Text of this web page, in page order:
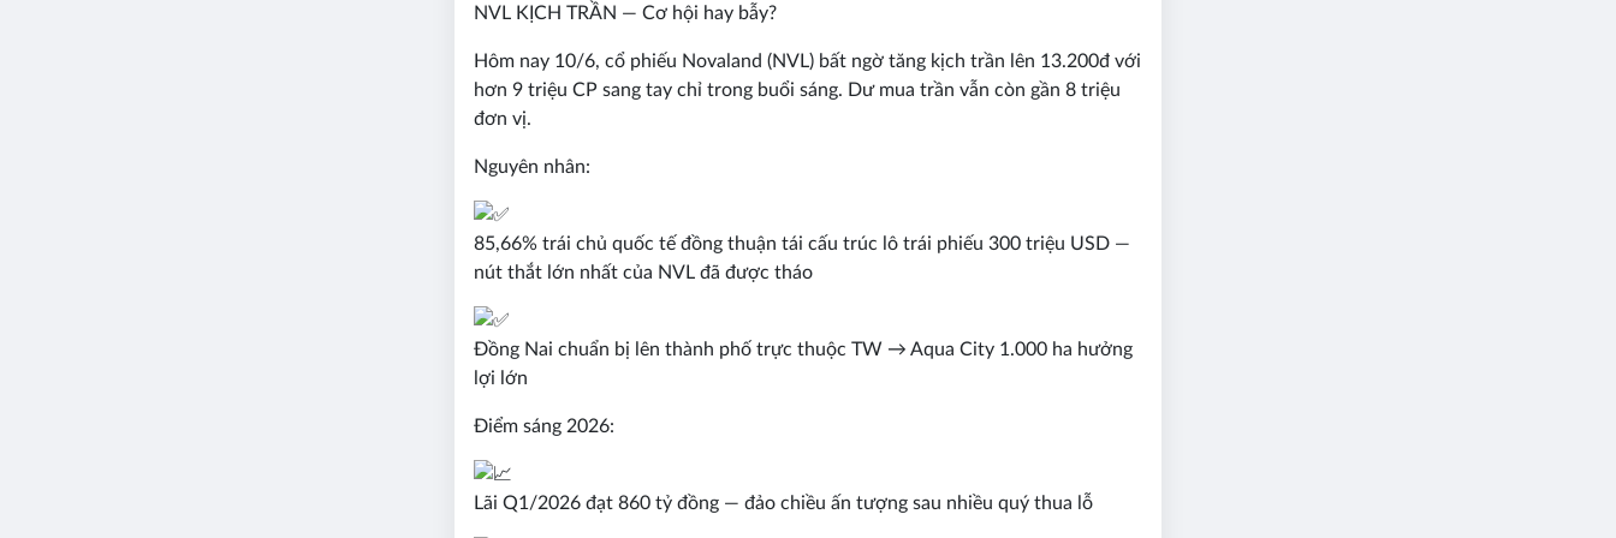
NVL KỊCH TRẦN — Cơ hội hay bẫy?
Hôm nay 10/6, cổ phiếu Novaland (NVL) bất ngờ tăng kịch trần lên 13.200đ với
hơn 9 triệu CP sang tay chỉ trong buổi sáng. Dư mua trần vẫn còn gần 8 triệu
đơn vị.
Nguyên nhân:
85,66% trái chủ quốc tế đồng thuận tái cấu trúc lô trái phiếu 300 triệu USD —
nút thắt lớn nhất của NVL đã được tháo
Đồng Nai chuẩn bị lên thành phố trực thuộc TW → Aqua City 1.000 ha hưởng
lợi lớn
Điểm sáng 2026:
Lãi Q1/2026 đạt 860 tỷ đồng — đảo chiều ấn tượng sau nhiều quý thua lỗ